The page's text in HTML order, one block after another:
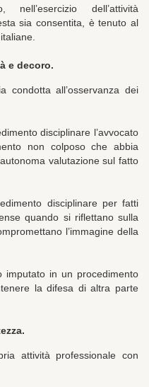
dell’attività
sia consentita, è tenuto al
e decoro.
condotta all’osservanza dei
disciplinare l’avvocato
non colposo che abbia
valutazione sul fatto
disciplinare per fatti
quando si riflettano sulla
l’immagine della
imputato in un procedimento
la difesa di altra parte
attività professionale con